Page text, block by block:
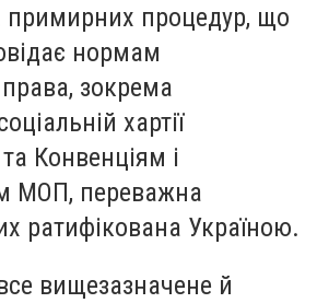
примирних процедур, що
нормам
зокрема
хартії
Конвенціям і
МОП, переважна
ратифікована Україною.
вищезазначене й